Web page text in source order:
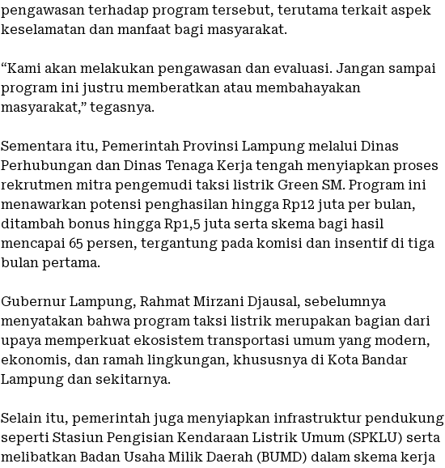
pengawasan terhadap program tersebut, terutama terkait aspek
keselamatan dan manfaat bagi masyarakat.
‎“Kami akan melakukan pengawasan dan evaluasi. Jangan sampai
program ini justru memberatkan atau membahayakan
masyarakat,” tegasnya.
‎Sementara itu, Pemerintah Provinsi Lampung melalui Dinas
Perhubungan dan Dinas Tenaga Kerja tengah menyiapkan proses
rekrutmen mitra pengemudi taksi listrik Green SM. Program ini
menawarkan potensi penghasilan hingga Rp12 juta per bulan,
ditambah bonus hingga Rp1,5 juta serta skema bagi hasil
mencapai 65 persen, tergantung pada komisi dan insentif di tiga
bulan pertama.
‎Gubernur Lampung, Rahmat Mirzani Djausal, sebelumnya
menyatakan bahwa program taksi listrik merupakan bagian dari
upaya memperkuat ekosistem transportasi umum yang modern,
ekonomis, dan ramah lingkungan, khususnya di Kota Bandar
Lampung dan sekitarnya.
‎Selain itu, pemerintah juga menyiapkan infrastruktur pendukung
seperti Stasiun Pengisian Kendaraan Listrik Umum (SPKLU) serta
melibatkan Badan Usaha Milik Daerah (BUMD) dalam skema kerja